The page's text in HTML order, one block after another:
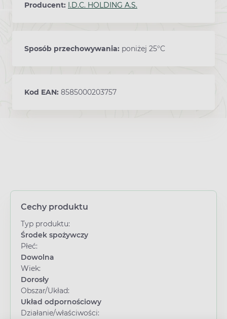
Producent: I.D.C. HOLDING A.S.
Sposób przechowywania: poniżej 25°C
Kod EAN: 8585000203757
Cechy produktu
Typ produktu:
Środek spożywczy
Płeć:
Dowolna
Wiek:
Dorosły
Obszar/Układ:
Układ odpornościowy
Działanie/właściwości: